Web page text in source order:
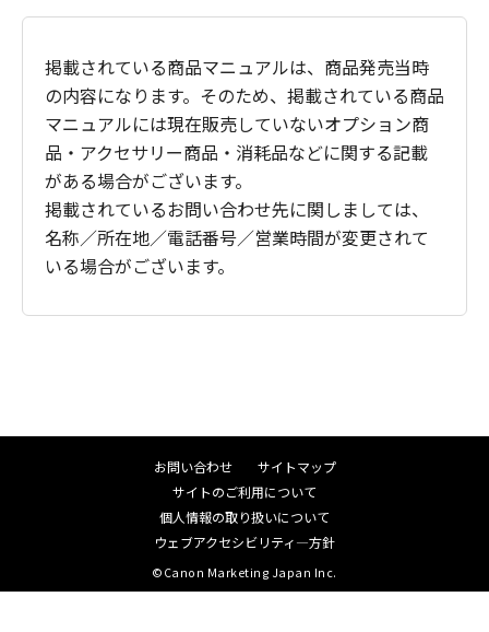
掲載されている商品マニュアルは、商品発売当時
の内容になります。そのため、掲載されている商品
マニュアルには現在販売していないオプション商
品・アクセサリー商品・消耗品などに関する記載
がある場合がございます。
掲載されているお問い合わせ先に関しましては、
名称／所在地／電話番号／営業時間が変更されて
いる場合がございます。
お問い合わせ
サイトマップ
サイトのご利用について
個人情報の取り扱いについて
ウェブアクセシビリティ―方針
©Canon Marketing Japan Inc.